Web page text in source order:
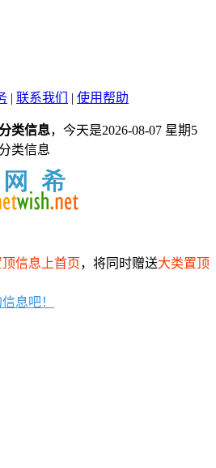
| 联系我们 | 使用帮助
类信息，今天是2026-08-07 星期5
类信息
顶信息上首页，将同时赠送大类置顶
息吧！